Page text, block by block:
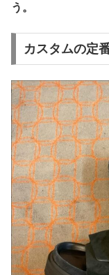
う。
カスタムの定